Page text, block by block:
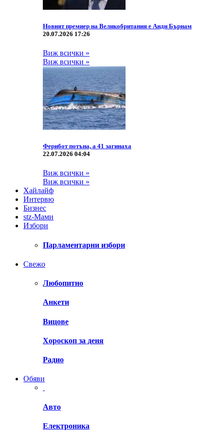
Новият премиер на Великобритания е Анди Бърнам
20.07.2026 17:26
Виж всички »
Виж всички »
Ферибот потъна, а 41 загинаха
22.07.2026 04:04
Виж всички »
Виж всички »
Хайлайф
Интервю
Бизнес
stz-Мами
Избори
Парламентарни избори
Свежо
Любопитно
Анкети
Вицове
Хороскоп за деня
Радио
Обяви
Авто
Електроника